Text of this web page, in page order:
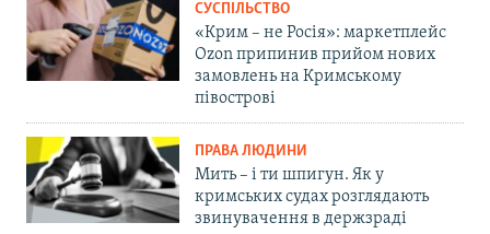
СУСПІЛЬСТВО
«Крим – не Росія»: маркетплейс
Ozon припинив прийом нових
замовлень на Кримському
півострові
ПРАВА ЛЮДИНИ
Мить – і ти шпигун. Як у
кримських судах розглядають
звинувачення в держзраді